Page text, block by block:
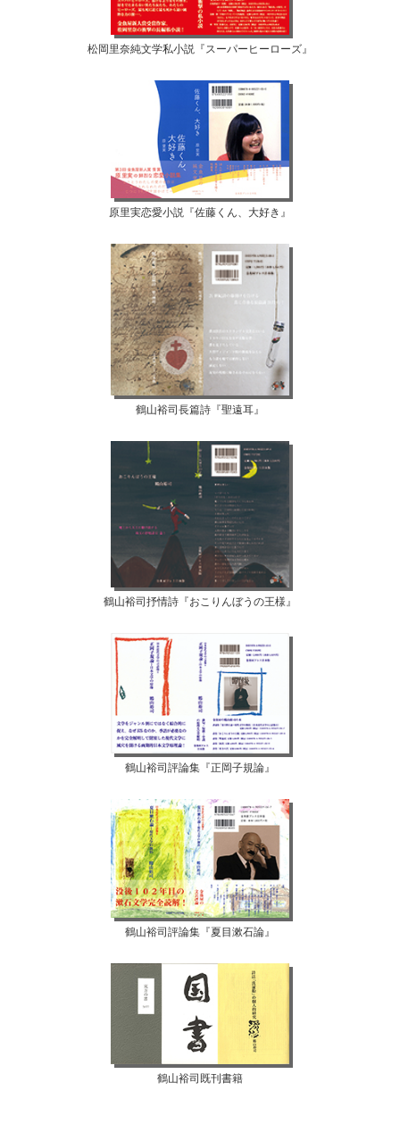
松岡里奈純文学私小説『スーパーヒーローズ』
原里実恋愛小説『佐藤くん、大好き』
鶴山裕司長篇詩『聖遠耳』
鶴山裕司抒情詩『おこりんぼうの王様』
鶴山裕司評論集『正岡子規論』
鶴山裕司評論集『夏目漱石論』
鶴山裕司既刊書籍